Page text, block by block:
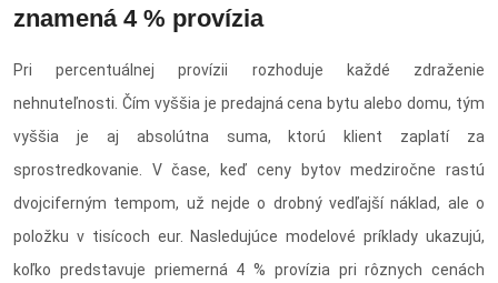
znamená 4 % provízia
Pri percentuálnej provízii rozhoduje každé zdraženie
nehnuteľnosti. Čím vyššia je predajná cena bytu alebo domu, tým
vyššia je aj absolútna suma, ktorú klient zaplatí za
sprostredkovanie. V čase, keď ceny bytov medziročne rastú
dvojciferným tempom, už nejde o drobný vedľajší náklad, ale o
položku v tisícoch eur. Nasledujúce modelové príklady ukazujú,
koľko predstavuje priemerná 4 % provízia pri rôznych cenách